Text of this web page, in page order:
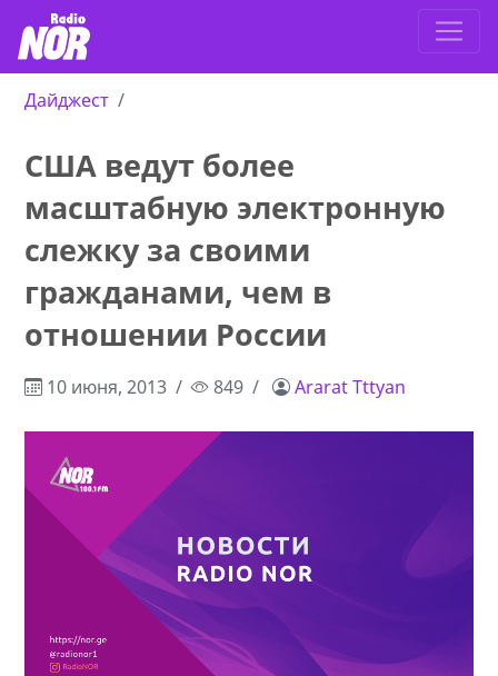
Дайджест
США ведут более
масштабную электронную
слежку за своими
гражданами, чем в
отношении России
10 июня, 2013 849 Ararat Tttyan